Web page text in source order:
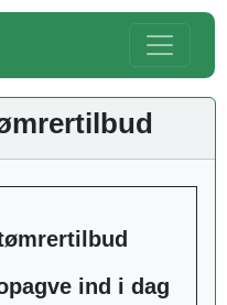
ind i dag